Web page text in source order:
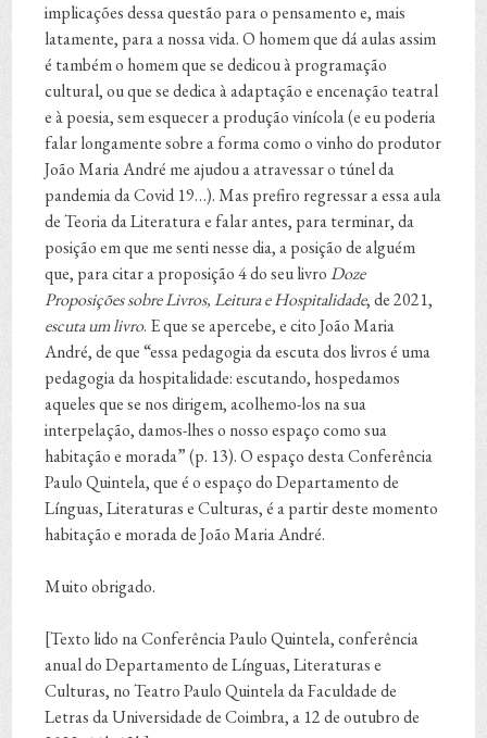
implicações dessa questão para o pensamento e, mais
latamente, para a nossa vida. O homem que dá aulas assim
é também o homem que se dedicou à programação
cultural, ou que se dedica à adaptação e encenação teatral
e à poesia, sem esquecer a produção vinícola (e eu poderia
falar longamente sobre a forma como o vinho do produtor
João Maria André me ajudou a atravessar o túnel da
pandemia da Covid 19…). Mas prefiro regressar a essa aula
de Teoria da Literatura e falar antes, para terminar, da
posição em que me senti nesse dia, a posição de alguém
que, para citar a proposição 4 do seu livroDoze
Proposições sobre Livros, Leitura e Hospitalidade, de 2021,
escuta um livro. E que se apercebe, e cito João Maria
André, de que “essa pedagogia da escuta dos livros é uma
pedagogia da hospitalidade: escutando, hospedamos
aqueles que se nos dirigem, acolhemo-los na sua
interpelação, damos-lhes o nosso espaço como sua
habitação e morada” (p. 13). O espaço desta Conferência
Paulo Quintela, que é o espaço do Departamento de
Línguas, Literaturas e Culturas, é a partir deste momento
habitação e morada de João Maria André.
Muito obrigado.
[Texto lido na Conferência Paulo Quintela, conferência
anual do Departamento de Línguas, Literaturas e
Culturas, no Teatro Paulo Quintela da Faculdade de
Letras da Universidade de Coimbra, a 12 de outubro de